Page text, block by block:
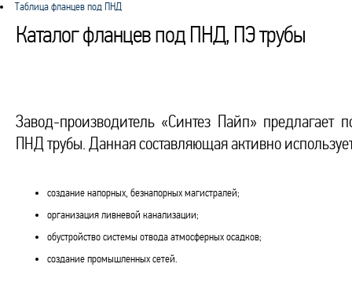
Таблица фланцев под ПНД
Каталог фланцев под ПНД, ПЭ трубы
Завод-производитель «Синтез Пайп»
ПНД трубы. Данная составляющая активно
создание напорных, безнапорных магистралей;
организация ливневой канализации;
обустройство системы отвода атмосферных осадков;
создание промышленных сетей.